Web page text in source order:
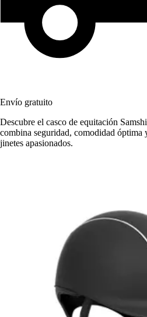
Envío gratuito
Descubre el casco de equitación
combina seguridad, comodidad óptima
jinetes apasionados.